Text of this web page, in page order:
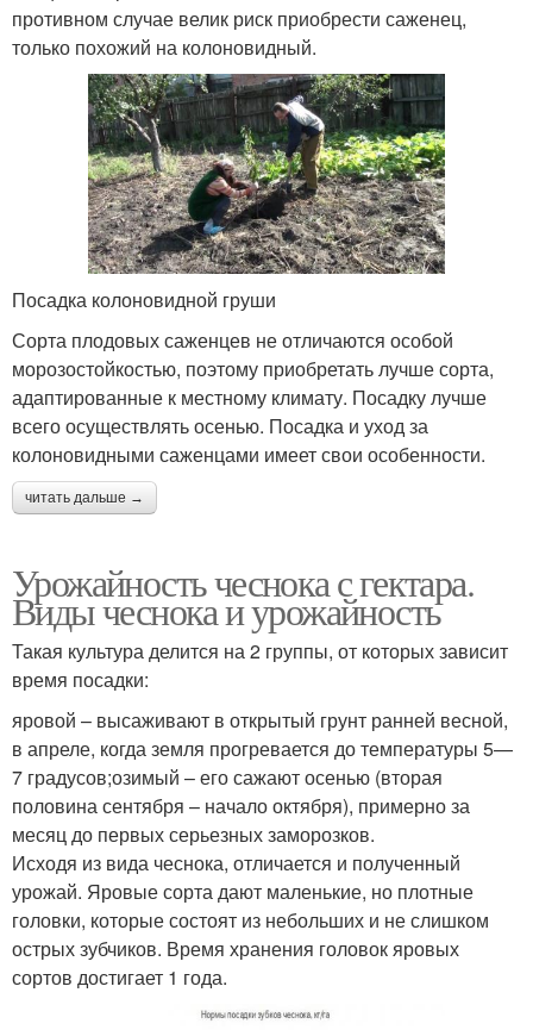
противном случае велик риск приобрести саженец,
только похожий на колоновидный.
Посадка колоновидной груши
Сорта плодовых саженцев не отличаются особой
морозостойкостью, поэтому приобретать лучше сорта,
адаптированные к местному климату. Посадку лучше
всего осуществлять осенью. Посадка и уход за
колоновидными саженцами имеет свои особенности.
читать дальше →
Урожайность чеснока с гектара.
Виды чеснока и урожайность
Такая культура делится на 2 группы, от которых зависит
время посадки:
яровой – высаживают в открытый грунт ранней весной,
в апреле, когда земля прогревается до температуры 5—
7 градусов;озимый – его сажают осенью (вторая
половина сентября – начало октября), примерно за
месяц до первых серьезных заморозков.
Исходя из вида чеснока, отличается и полученный
урожай. Яровые сорта дают маленькие, но плотные
головки, которые состоят из небольших и не слишком
острых зубчиков. Время хранения головок яровых
сортов достигает 1 года.